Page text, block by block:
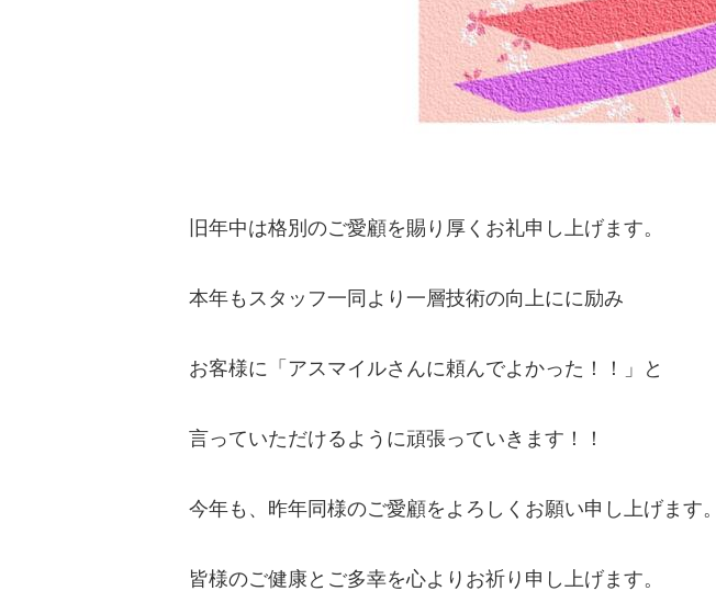
旧年中は格別のご愛顧を賜り厚くお礼申し上げます。
本年もスタッフ一同より一層技術の向上にに励み
お客様に「アスマイルさんに頼んでよかった！！」と
言っていただけるように頑張っていきます！！
今年も、昨年同様のご愛顧をよろしくお願い申し上げます。
皆様のご健康とご多幸を心よりお祈り申し上げます。